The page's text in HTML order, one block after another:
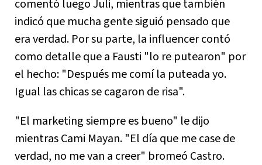
comentó luego Juli, mientras que también
indicó que mucha gente siguió pensado que
era verdad. Por su parte, la influencer contó
como detalle que a Fausti "lo re putearon" por
el hecho: "Después me comí la puteada yo.
Igual las chicas se cagaron de risa".
"El marketing siempre es bueno" le dijo
mientras Cami Mayan. "El día que me case de
verdad, no me van a creer" bromeó Castro.